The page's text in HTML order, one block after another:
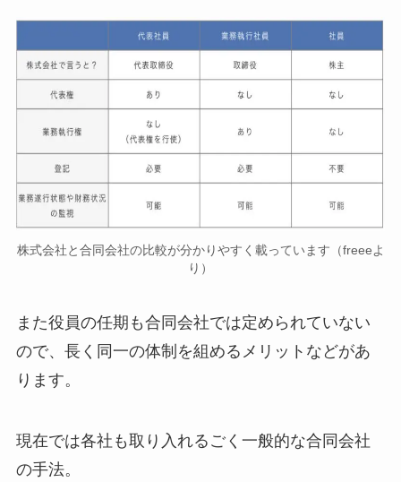
株式会社と合同会社の比較が分かりやすく載っています（freeeよ
り）
また役員の任期も合同会社では定められていない
ので、長く同一の体制を組めるメリットなどがあ
ります。
現在では各社も取り入れるごく一般的な合同会社
の手法。